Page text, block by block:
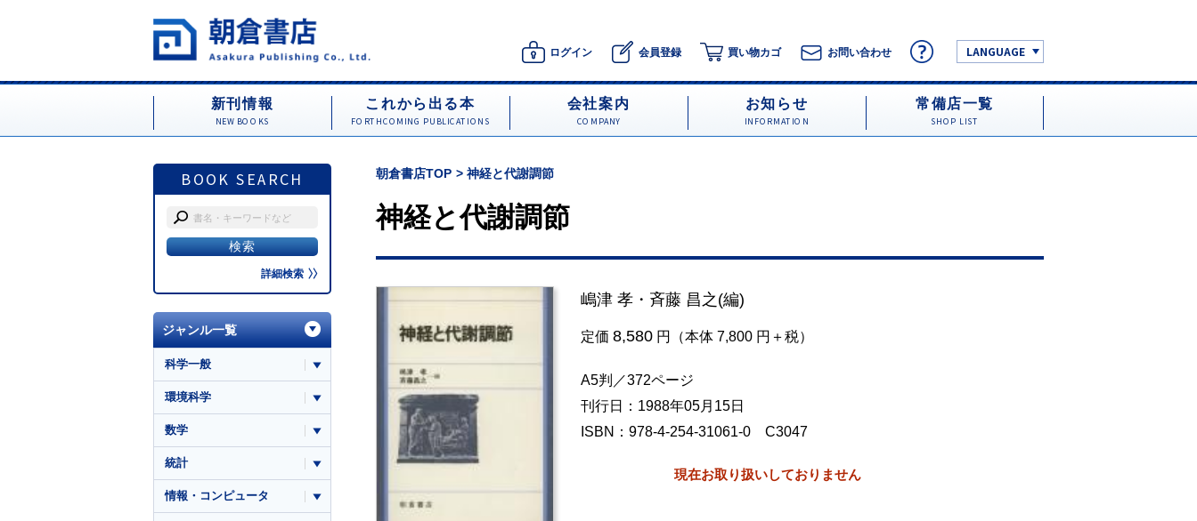
ログイン 会員登録 買い物カゴ お問い合わせ LANGUAGE
新刊情報
NEW BOOKS
これから出る本
FORTHCOMING PUBLICATIONS
会社案内
COMPANY
お知らせ
INFORMATION
常備店一覧
SHOP LIST
BOOK SEARCH
詳細検索
朝倉書店TOP 神経と代謝調節
神経と代謝調節
嶋津 孝 ・ 斉藤 昌之 (編)
定価 8,580 円（本体 7,800 円＋税）
A5判／372ページ
刊行日：1988年05月15日
ISBN：978-4-254-31061-0 C3047
現在お取り扱いしておりません
ジャンル一覧
科学一般
環境科学
数学
統計
情報・コンピュータ